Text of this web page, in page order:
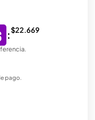
:$22.669
pago.